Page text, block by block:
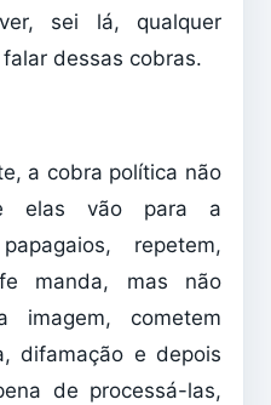
sei lá, qualquer
dessas cobras.
a cobra política não
elas vão para a
repetem,
manda, mas não
imagem, cometem
difamação e depois
de processá-las,